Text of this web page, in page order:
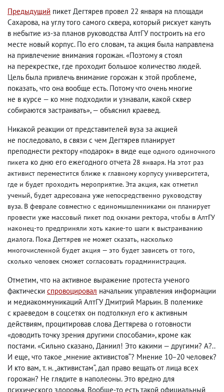
Предыдущий пикет Дегтярев провел 22 января на площади
Сахарова, на углу того самого сквера, который рискует кануть
в небытие из-за планов руководства АлтГУ построить на его
месте новый корпус. По его словам, та акция была направлена
на привлечение внимания горожан. «Поэтому я стоял
на перекрестке, где проходит большое количество людей.
Цель была привлечь внимание горожан к этой проблеме,
показать, что она вообще есть. Потому что очень многие
не в курсе — ко мне подходили и узнавали, какой сквер
собираются застраивать», — объяснил краевед.
Никакой реакции от представителей вуза за акцией
не последовало, в связи с чем Дегтярев планирует
преподнести ректору «подарок» в виде еще одного одиночного
пикета ко дню его ежегодного отчета 28 января. На этот раз
активист переместится ближе к главному корпусу университета,
где и будет проходить мероприятие. Эта акция, как отметил
ученый, будет адресована уже непосредственно руководству
вуза. В феврале совместно с единомышленниками он планирует
провести уже массовый пикет под окнами ректора, чтобы в АлтГУ
наконец-то предприняли хоть какие-то шаги к выстраиванию
диалога. Пока Дегтярев не может сказать, насколько
многочисленной будет акция — это будет зависеть от того,
сколько человек сможет согласовать горадминистрация.
Отметим, что на активное выражение протеста ученого
фактически спровоцировал начальник управления информации
и медиакоммуникаций АлтГУ Дмитрий Марьин. В полемике
с краеведом в соцсетях он подтолкнул его к активным
действиям, процитировав слова Дегтярева о готовности
«доводить точку зрения другими способами», кроме как
постами. «Сильно сказано, Даниил! Это какими — другими? А?..
И еще, что такое „мнение активистов“? Мнение 10−20 человек?
И кто вам, т. н. „активистам“, дал право вещать от лица всех
горожан? Не глядите в наполеоны. Это вредно для
психического здоровья. Вообще-то есть такой официальный